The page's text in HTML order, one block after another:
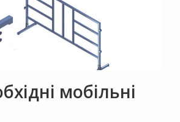
мобільні